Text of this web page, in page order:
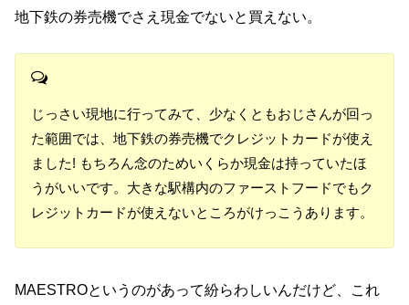
地下鉄の券売機でさえ現金でないと買えない。
じっさい現地に行ってみて、少なくともおじさんが回っ
た範囲では、地下鉄の券売機でクレジットカードが使え
ました! もちろん念のためいくらか現金は持っていたほ
うがいいです。大きな駅構内のファーストフードでもク
レジットカードが使えないところがけっこうあります。
MAESTROというのがあって紛らわしいんだけど、これ